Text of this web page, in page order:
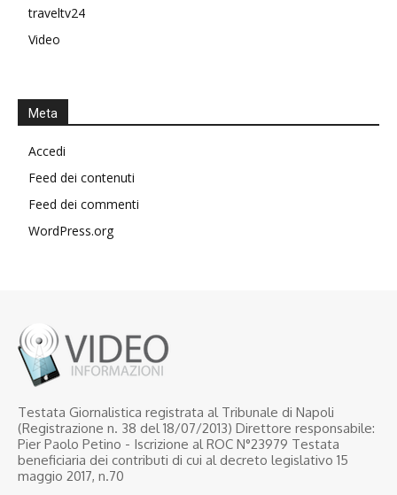
traveltv24
Video
Meta
Accedi
Feed dei contenuti
Feed dei commenti
WordPress.org
Testata Giornalistica registrata al Tribunale di Napoli
(Registrazione n. 38 del 18/07/2013) Direttore responsabile:
Pier Paolo Petino - Iscrizione al ROC N°23979 Testata
beneficiaria dei contributi di cui al decreto legislativo 15
maggio 2017, n.70